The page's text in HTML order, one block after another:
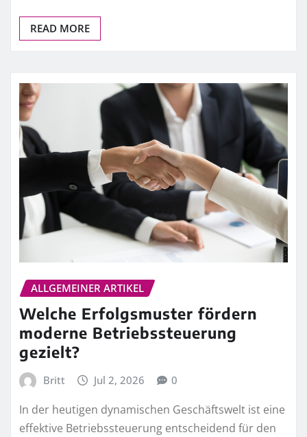
READ MORE
ALLGEMEINER ARTIKEL
Welche Erfolgsmuster fördern
moderne Betriebssteuerung
gezielt?
Britt Jul 2, 2026 0
In der heutigen dynamischen Geschäftswelt ist eine
effektive Betriebssteuerung entscheidend für den